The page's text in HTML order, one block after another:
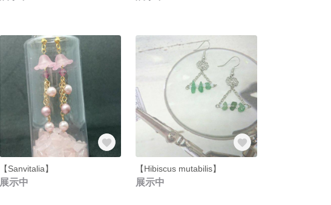
【Sanvitalia】
展示中
【Hibiscus mutabilis】
展示中